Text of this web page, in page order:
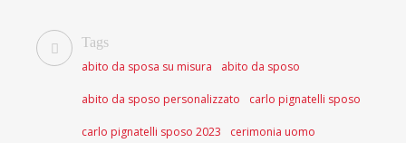
Tags
abito da sposa su misura
abito da sposo
abito da sposo personalizzato carlo pignatelli sposo
carlo pignatelli sposo 2023 cerimonia uomo